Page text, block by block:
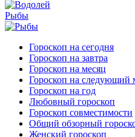
Рыбы
Гороскоп на сегодня
Гороскоп на завтра
Гороскоп на месяц
Гороскоп на следующий
Гороскоп на год
Любовный гороскоп
Гороскоп совместимости
Общий обзорный
Женский гороскоп